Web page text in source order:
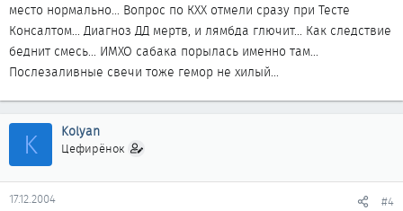
место нормально... Вопрос по КХХ отмели сразу при Тесте
Консалтом... Диагноз ДД мертв, и лямбда глючит... Как следствие
беднит смесь... ИМХО сабака порылась именно там...
Послезаливные свечи тоже гемор не хилый...
K Kolyan
Цефирёнок
17.12.2004 #4